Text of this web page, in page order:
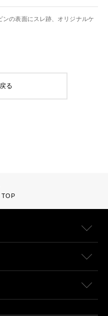
ンの表面にスレ跡、オリジナルケ
る